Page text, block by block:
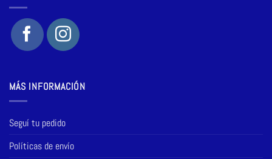
MÁS INFORMACIÓN
Seguí tu pedido
Políticas de envío